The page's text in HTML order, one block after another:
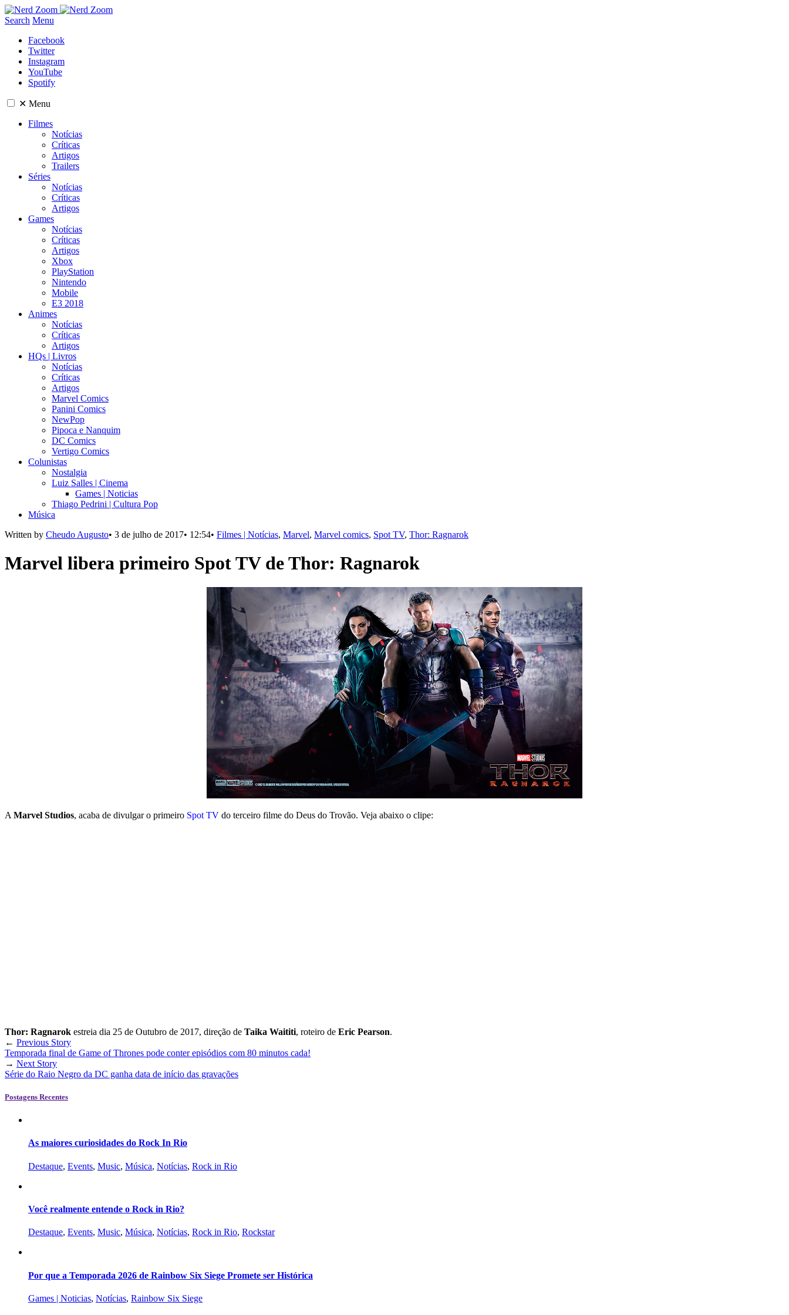
Search Menu
Facebook
Twitter
Instagram
YouTube
Spotify
✕ Menu
Filmes
Notícias
Críticas
Artigos
Trailers
Séries
Notícias
Críticas
Artigos
Games
Notícias
Críticas
Artigos
Xbox
PlayStation
Nintendo
Mobile
E3 2018
Animes
Notícias
Críticas
Artigos
HQs | Livros
Notícias
Críticas
Artigos
Marvel Comics
Panini Comics
NewPop
Pipoca e Nanquim
DC Comics
Vertigo Comics
Colunistas
Nostalgia
Luiz Salles | Cinema
Games | Noticias
Thiago Pedrini | Cultura Pop
Música
Written by Cheudo Augusto• 3 de julho de 2017• 12:54• Filmes | Notícias, Marvel, Marvel comics, Spot TV, Thor: Ragnarok
Marvel libera primeiro Spot TV de Thor: Ragnarok
A Marvel Studios, acaba de divulgar o primeiro Spot TV do terceiro filme do Deus do Trovão. Veja abaixo o clipe:
Thor: Ragnarok estreia dia 25 de Outubro de 2017, direção de Taika Waititi, roteiro de Eric Pearson.
← Previous Story
Temporada final de Game of Thrones pode conter episódios com 80 minutos cada!
→ Next Story
Série do Raio Negro da DC ganha data de início das gravações
Postagens Recentes
As maiores curiosidades do Rock In Rio
Destaque, Events, Music, Música, Notícias, Rock in Rio
Você realmente entende o Rock in Rio?
Destaque, Events, Music, Música, Notícias, Rock in Rio, Rockstar
Por que a Temporada 2026 de Rainbow Six Siege Promete ser Histórica
Games | Noticias, Notícias, Rainbow Six Siege